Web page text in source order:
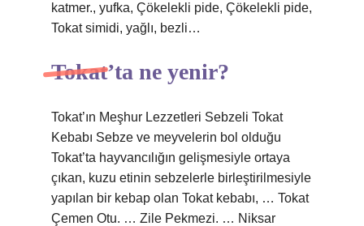
katmer., yufka, Çökelekli pide, Çökelekli pide,
Tokat simidi, yağlı, bezli…
Tokat’ta ne yenir?
Tokat’ın Meşhur Lezzetleri Sebzeli Tokat
Kebabı Sebze ve meyvelerin bol olduğu
Tokat’ta hayvancılığın gelişmesiyle ortaya
çıkan, kuzu etinin sebzelerle birleştirilmesiyle
yapılan bir kebap olan Tokat kebabı, … Tokat
Çemen Otu. … Zile Pekmezi. … Niksar